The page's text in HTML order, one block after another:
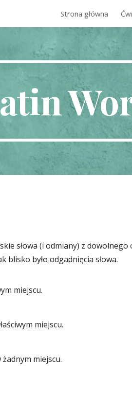
Strona główna
słowa (i odmiany) z
było odgadnięcia słowa.
miejscu.
miejscu.
miejscu.